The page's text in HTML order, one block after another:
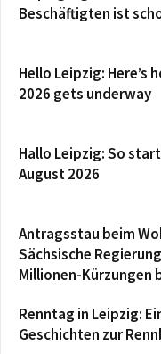
Beschäftigten ist
Hello Leipzig: Here’s
2026 gets underway
Hallo Leipzig: So
August 2026
Antragsstau beim
Sächsische
Millionen-Kürzungen
Renntag in Leipzig:
Geschichten zur